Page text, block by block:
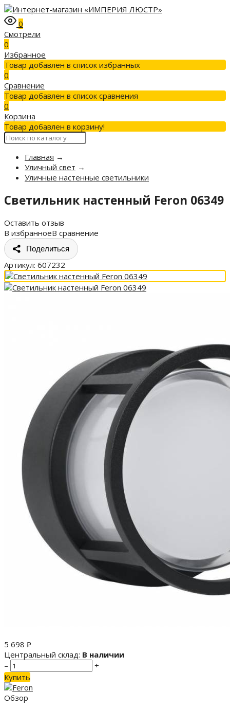
0
Смотрели
0
Избранное
Товар добавлен в список избранных
0
Сравнение
Товар добавлен в список сравнения
0
Корзина
Товар добавлен в корзину!
Главная →
Уличный свет →
Уличные настенные светильники
Светильник настенный Feron 06349
Оставить отзыв
В избранноеВ сравнение
Поделиться
Артикул: 607232
5 698 ₽
Центральный склад: В наличии
–
+
Купить
Обзор